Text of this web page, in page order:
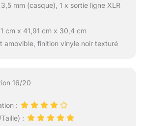
mm (casque), 1 x sortie ligne XLR
cm x 41,91 cm x 30,4 cm
amovible, finition vinyle noir texturé
16/20
:
: